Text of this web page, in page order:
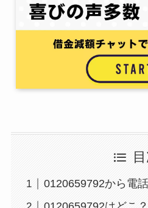
0120659792から電